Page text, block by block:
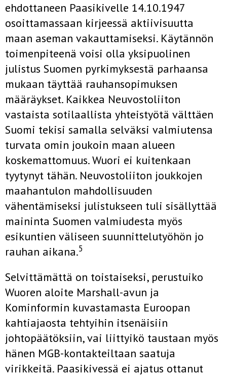
ehdottaneen Paasikivelle 14.10.1947
osoittamassaan kirjeessä aktiivisuutta
maan aseman vakauttamiseksi. Käytännön
toimenpiteenä voisi olla yksipuolinen
julistus Suomen pyrkimyksestä parhaansa
mukaan täyttää rauhansopimuksen
määräykset. Kaikkea Neuvostoliiton
vastaista sotilaallista yhteistyötä välttäen
Suomi tekisi samalla selväksi valmiutensa
turvata omin joukoin maan alueen
koskemattomuus. Wuori ei kuitenkaan
tyytynyt tähän. Neuvostoliiton joukkojen
maahantulon mahdollisuuden
vähentämiseksi julistukseen tuli sisällyttää
maininta Suomen valmiudesta myös
esikuntien väliseen suunnittelutyöhön jo
rauhan aikana.5
Selvittämättä on toistaiseksi, perustuiko
Wuoren aloite Marshall-avun ja
Kominformin kuvastamasta Euroopan
kahtiajaosta tehtyihin itsenäisiin
johtopäätöksiin, vai liittyikö taustaan myös
hänen MGB-kontakteiltaan saatuja
virikkeitä. Paasikivessä ei ajatus ottanut